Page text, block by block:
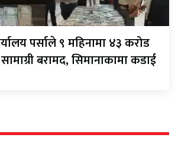
पर्साले ९ महिनामा ४३ करोड
बरामद, सिमानाकामा कडाई